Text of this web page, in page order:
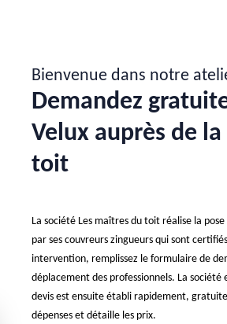
Bienvenue dans notre
Demandez
Velux auprès de
toit
La société Les maîtres du toit réalise la
par ses couvreurs zingueurs qui sont
intervention, remplissez le formulaire de
déplacement des professionnels. La société
devis est ensuite établi rapidement,
dépenses et détaille les prix.